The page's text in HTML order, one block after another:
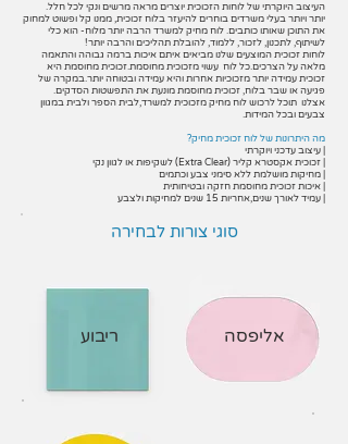
העיצוב היוקרתי של לוחות הזכוכית יוצרים מראה מרשים ונקי לכל חלל.
יותר ויותר בעלי משרדים בוחרים להיעזר בלוח זכוכית, ממנו קל ופשוט למחוק
את התוכן שאותו כותבים. לוח מחיק למשרד הרבה יותר מלוח- הוא כלי
לשיתוף, לתכנון, לזכור, ללמוד, להובלת תהליכים והרבה יותר​!
לוחות זכוכית המוצעים שלנו מביאים איתם איכות ברמה גבוהה והתאמה
מלאה על הצרכים.כל לוח עשוי מזכוכית מחוסמת.זכוכית מחוסמת היא
זכוכית עמידה יותר מזכוכיות אחרות והיא עמידה ובטוחה יותר.במקרה של
פגיעה או שבר בלוח, זכוכית מחוסמת מונעת את התפשטות הסדקים.
אצלנו תוכל לרכוש לוח מחיק מזכוכית למשרד,לבית הספר ולבית במגוון
צבעים ובכל המידות.
מה היתרונות של לוח זכוכית מחיק?
| עיצוב עדכני ויוקרתי
| זכוכית אקסטרא קליר (Extra Clear) לשקיפות או לגוון נקי
| מחיקות מושלמת ללא סימני צבע וכתמים
| איכות זכוכית מחוסמת חזקה ובטיחותית
| עמיד לאורך שנים,אחריות 15 שנים למחיקות ולצבע
סוגי צורות לבחירה
ריבוע אליפסה